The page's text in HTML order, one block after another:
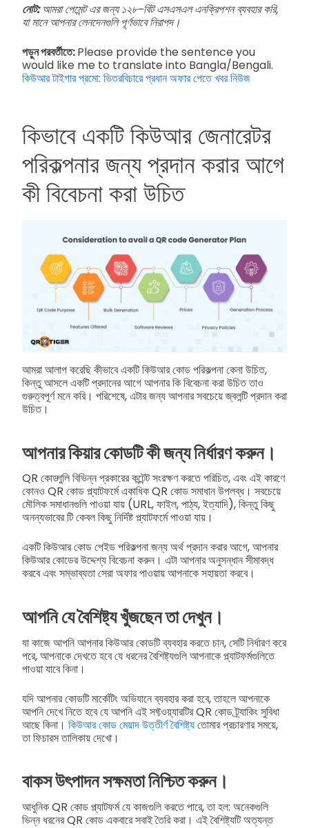
নোট:আমরা পেমেন্ট এর জন্য ১২৮-বিট এসএসএল এনক্রিপশন ব্যবহার করি,
যা মানে আপনার লেনদেনগুলি পূর্ণভাবে নিরাপদ।
পড়ুন পরবর্তীতে:Please provide the sentence you
would like me to translate into Bangla/Bengali.
কিউআর টাইগার প্রমো: ভিতরবিচারে প্রধান অফার পেতে খবর নিউজ
কিভাবে একটি কিউআর জেনারেটর
পরিকল্পনার জন্য প্রদান করার আগে
কী বিবেচনা করা উচিত
আমরা আলাপ করেছি কীভাবে একটি কিউআর কোড পরিকল্পনা কেনা উচিত,
কিন্তু আসলে একটি প্রদানের আগে আপনার কি বিবেচনা করা উচিত তাও
গুরুত্বপূর্ণ মনে করি। পরিশেষে, এটার জন্য আপনার সবচেয়ে জ্বলন্টি প্রদান করা
উচিত।
আপনার কিয়ার কোডটি কী জন্য নির্ধারণ করুন।
QR কোড্গুলি বিভিন্ন প্রকারের কন্টেন্ট সংরক্ষণ করতে পরিচিত, এবং এই কারণে
কোনও QR কোড প্ল্যাটফর্মে একাধিক QR কোড সমাধান উপলব্ধ। সবচেয়ে
মৌলিক সমাধানগুলি পাওয়া যায় (URL, ফাইল, পাঠ্য, ইত্যাদি), কিন্তু কিছু
অনন্যভাবের টি কেবল কিছু নির্দিষ্ট প্ল্যাটফর্মে পাওয়া যায়।
একটি কিউআর কোড পেইড পরিকল্পনা জন্য অর্থ প্রদান করার আগে, আপনার
কিউআর কোডের উদ্দেশ্য বিবেচনা করুন। এটা আপনার অনুসন্ধান সীমাবদ্ধ
করবে এবং সম্ভাব্যতা সেরা অফার পাওয়ায় আপনাকে সহায়তা করবে।
আপনি যে বৈশিষ্ট্য খুঁজছেন তা দেখুন।
যা কাজে আপনি আপনার কিউআর কোডটি ব্যবহার করতে চান, সেটি নির্ধারণ করে
পরে, আপনাকে দেখতে হবে যে ধরনের বৈশিষ্ট্যগুলি আপনাকে প্ল্যাটফর্মগুলিতে
পাওয়া যাবে কিনা।
যদি আপনার কোডটি মার্কেটিং অভিযানে ব্যবহার করা হবে, তাহলে আপনাকে
আপনি দেখে নিতে হবে যে আপনি এই সফ্টওয়্যারটির QR কোড ট্র্যাকিং সুবিধা
আছে কিনা। কিউআর কোড মেয়াদ উত্তীর্ণ বৈশিষ্ট্যতোমার প্রচারণার সময়ে,
তা ফিচারস তালিকায় দেখো।
বাকস উৎপাদন সক্ষমতা নিশ্চিত করুন।
আধুনিক QR কোড প্ল্যাটফর্ম যে কাজগুলি করতে পারে, তা হল: অনেকগুলি
ভিন্ন ধরনের QR কোড একবারে সবাই তৈরি করা। এই বৈশিষ্ট্যটি অত্যন্ত